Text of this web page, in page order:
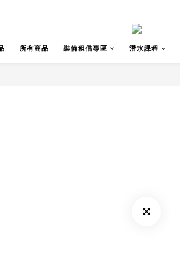
所有商品 裝備租借專區 潛水課程